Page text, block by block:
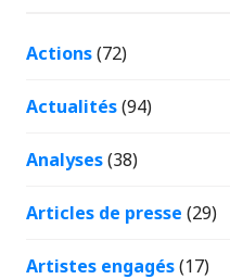
Actions(72)
Actualités(94)
Analyses(38)
Articles de presse (29)
Artistes engagés(17)